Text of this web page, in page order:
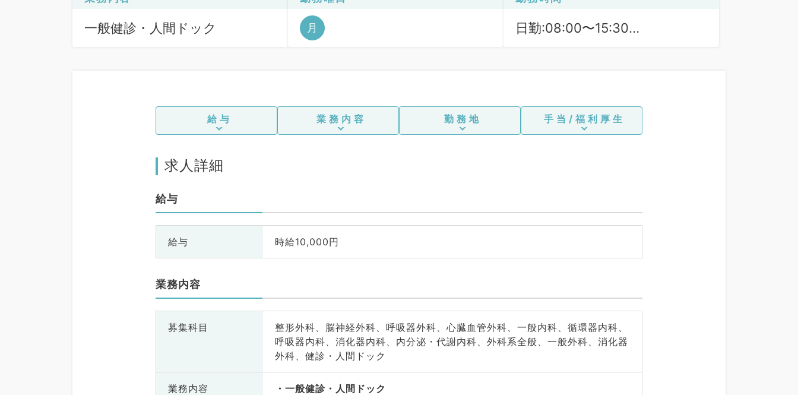
科、循環器内科、呼吸器内科、
消化器内科、内分泌・代謝内
一般健診・人間ドック 月
日勤:08:00〜15:30
給与 業務内容 勤務地 手当/福利厚生
求人詳細
給与
給与 時給10,000円
業務内容
募集科目
整形外科、脳神経外科、呼吸器外科、心臓血管外科、一般内科、循環器内科、
呼吸器内科、消化器内科、内分泌・代謝内科、外科系全般、一般外科、消化器
外科、健診・人間ドック
業務内容
一般健診・人間ドック